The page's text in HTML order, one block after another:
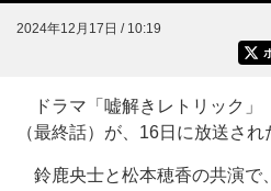
2024年12月17日 / 10:19
ドラマ「嘘解きレトリック」
（最終話）が、16日に放送され
鈴鹿央士と松本穂香の共演で